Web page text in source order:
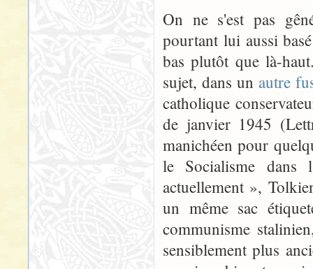
On ne s'est pas
pourtant lui aussi
bas plutôt que là-
sujet, dans un autre
catholique
de janvier 1945
manichéen pour
le Socialisme dans
actuellement »,
un même sac
communisme
sensiblement plus